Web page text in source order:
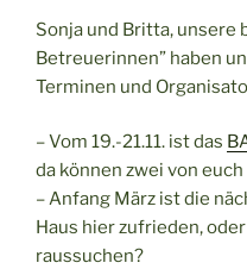
Sonja und Britta, unsere
Betreuerinnen” haben
Terminen und
– Vom 19.-21.11. ist das
da können zwei von
– Anfang März ist die
Haus hier zufrieden,
raussuchen?